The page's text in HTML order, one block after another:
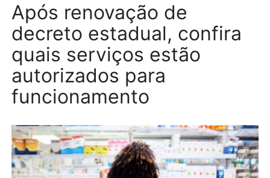
Após renovação de
decreto estadual, confira
quais serviços estão
autorizados para
funcionamento